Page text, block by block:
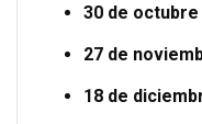
30 de octubre
27 de
18 de